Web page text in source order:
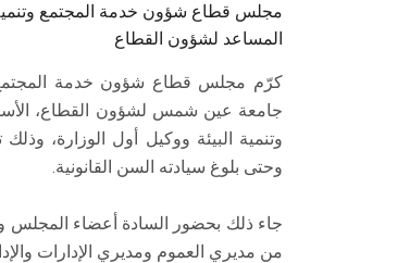
مجلس قطاع شؤون خدمة المجتمع
المساعد لشؤون القطاع
كرّم مجلس قطاع شؤون خدمة المجتمع
جامعة عين شمس لشؤون القطاع،
وتنمية البيئة ووكيل أول الوزارة،
وحتى بلوغ سيادته السن القانونية.
جاء ذلك بحضور السادة أعضاء المجلس
من مديري العموم ومديري الإدارات